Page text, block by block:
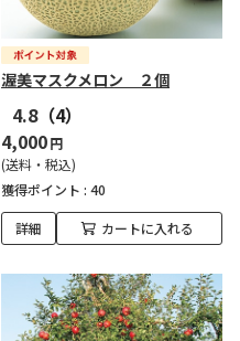
渥美マスクメロン ２個
4.8（4）
4,000円
(送料・税込)
獲得ポイント : 40
詳細 カートに入れる